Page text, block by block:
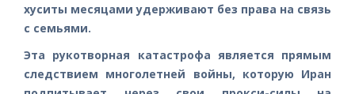
хуситы месяцами удерживают без права на связь
с семьями.
Эта рукотворная катастрофа является прямым
следствием многолетней войны, которую Иран